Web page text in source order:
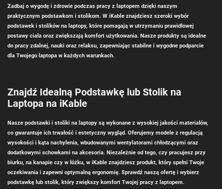
Zadbaj o wygodę i zdrowie podczas pracy z laptopem dzięki naszym
praktycznym podstawkom i stolikom. W iKable znajdziesz szeroki wybór
podstawek i stolików na laptopy, które pomagają w utrzymaniu prawidłowej
postawy ciała oraz zwiększają komfort użytkowania. Nasze produkty są idealne
do pracy zdalnej, nauki oraz relaksu, zapewniając stabilne i wygodne podparcie
dla Twojego laptopa w każdych warunkach.
Znajdź Idealną Podstawkę lub Stolik na
Laptopa na iKable
Nasze podstawki i stoliki na laptopy są wykonane z wysokiej jakości materiałów,
co gwarantuje ich trwałość i estetyczny wygląd. Oferujemy modele z regulacją
wysokości i kąta nachylenia, wbudowanymi wentylatorami chłodzącymi oraz
dodatkowymi schowkami na akcesoria. Niezależnie od tego, czy pracujesz przy
biurku, na kanapie czy w łóżku, w iKable znajdziesz produkt, który spełni Twoje
oczekiwania i zapewni optymalną ergonomię. Sprawdź naszą ofertę i wybierz
podstawkę lub stolik, który zwiększy komfort Twojej pracy z laptopem.